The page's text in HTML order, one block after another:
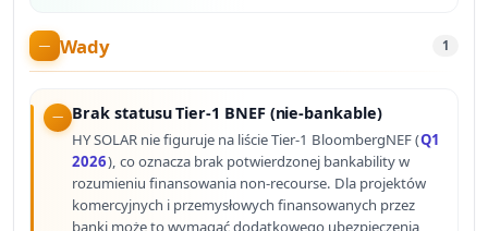
Wady 1
Brak statusu Tier-1 BNEF (nie-bankable)
HY SOLAR nie figuruje na liście Tier-1 BloombergNEF (Q1
2026), co oznacza brak potwierdzonej bankability w
rozumieniu finansowania non-recourse. Dla projektów
komercyjnych i przemysłowych finansowanych przez